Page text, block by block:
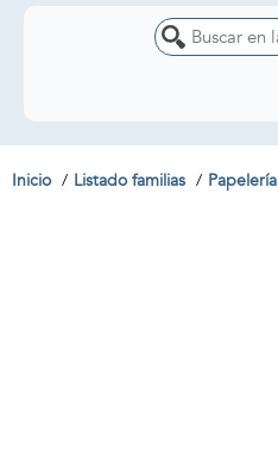
Inicio Listado familias Papelería